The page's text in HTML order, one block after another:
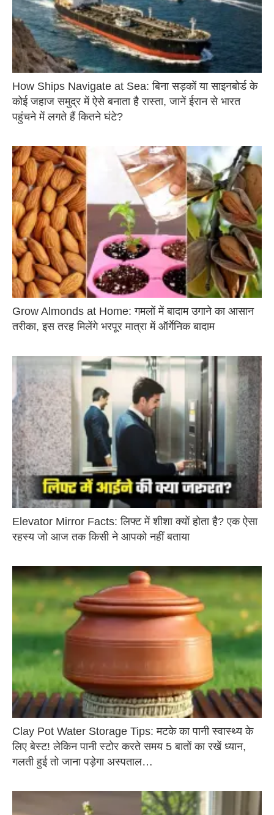
How Ships Navigate at Sea: बिना सड़कों या साइनबोर्ड के
कोई जहाज समुद्र में ऐसे बनाता है रास्ता, जानें ईरान से भारत
पहुंचने में लगते हैं कितने घंटे?
Grow Almonds at Home: गमलों में बादाम उगाने का आसान
तरीका, इस तरह मिलेंगे भरपूर मात्रा में ऑर्गेनिक बादाम
Elevator Mirror Facts: लिफ्ट में शीशा क्यों होता है? एक ऐसा
रहस्य जो आज तक किसी ने आपको नहीं बताया
Clay Pot Water Storage Tips: मटके का पानी स्वास्थ्य के
लिए बेस्ट! लेकिन पानी स्टोर करते समय 5 बातों का रखें ध्यान,
गलती हुई तो जाना पड़ेगा अस्पताल…